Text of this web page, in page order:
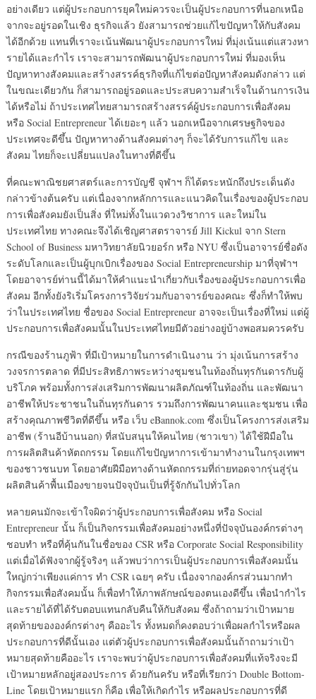
อย่างเดียว แต่ผู้ประกอบการยุคใหม่ควรจะเป็นผู้ประกอบการที่นอกเหนือ
จากจะอยู่รอดในเชิง ธุรกิจแล้ว ยังสามารถช่วยแก้ไขปัญหาให้กับสังคม
ได้อีกด้วย แทนที่เราจะเน้นพัฒนาผู้ประกอบการใหม่ ที่มุ่งเน้นแต่แสวงหา
รายได้และกำไร เราจะสามารถพัฒนาผู้ประกอบการใหม่ ที่มองเห็น
ปัญหาทางสังคมและสร้างสรรค์ธุรกิจที่แก้ไขต่อปัญหาสังคมดังกล่าว แต่
ในขณะเดียวกัน ก็สามารถอยู่รอดและประสบความสำเร็จในด้านการเงิน
ได้หรือไม่ ถ้าประเทศไทยสามารถสร้างสรรค์ผู้ประกอบการเพื่อสังคม
หรือ Social Entrepreneur ได้เยอะๆ แล้ว นอกเหนือจากเศรษฐกิจของ
ประเทศจะดีขึ้น ปัญหาทางด้านสังคมต่างๆ ก็จะได้รับการแก้ไข และ
สังคม ไทยก็จะเปลี่ยนแปลงในทางที่ดีขึ้น
ที่คณะพาณิชยศาสตร์และการบัญชี จุฬาฯ ก็ได้ตระหนักถึงประเด็นดัง
กล่าวข้างต้นครับ แต่เนื่องจากหลักการและแนวคิดในเรื่องของผู้ประกอบ
การเพื่อสังคมยังเป็นสิ่ง ที่ใหม่ทั้งในแวดวงวิชาการ และใหม่ใน
ประเทศไทย ทางคณะจึงได้เชิญศาสตราจารย์ Jill Kickul จาก Stern
School of Business มหาวิทยาลัยนิวยอร์ก หรือ NYU ซึ่งเป็นอาจารย์ชื่อดัง
ระดับโลกและเป็นผู้บุกเบิกเรื่องของ Social Entrepreneurship มาที่จุฬาฯ
โดยอาจารย์ท่านนี้ได้มาให้คำแนะนำเกี่ยวกับเรื่องของผู้ประกอบการเพื่อ
สังคม อีกทั้งยังริเริ่มโครงการวิจัยร่วมกับอาจารย์ของคณะ ซึ่งก็ทำให้พบ
ว่าในประเทศไทย ชื่อของ Social Entrepreneur อาจจะเป็นเรื่องที่ใหม่ แต่ผู้
ประกอบการเพื่อสังคมนั้นในประเทศไทยมีตัวอย่างอยู่บ้างพอสมควรครับ
กรณีของร้านภูฟ้า ที่มีเป้าหมายในการดำเนินงาน ว่า มุ่งเน้นการสร้าง
วงจรการตลาด ที่มีประสิทธิภาพระหว่างชุมชนในท้องถิ่นทุรกันดารกับผู้
บริโภค พร้อมทั้งการส่งเสริมการพัฒนาผลิตภัณฑ์ในท้องถิ่น และพัฒนา
อาชีพให้ประชาชนในถิ่นทุรกันดาร รวมถึงการพัฒนาคนและชุมชน เพื่อ
สร้างคุณภาพชีวิตที่ดีขึ้น หรือ เว็บ eBannok.com ซึ่งเป็นโครงการส่งเสริม
อาชีพ (ร้านอีบ้านนอก) ที่สนับสนุนให้คนไทย (ชาวเขา) ได้ใช้ฝีมือใน
การผลิตสินค้าหัตถกรรม โดยแก้ไขปัญหาการเข้ามาทำงานในกรุงเทพฯ
ของชาวชนบท โดยอาศัยฝีมือทางด้านหัตถกรรมที่ถ่ายทอดจากรุ่นสู่รุ่น
ผลิตสินค้าพื้นเมืองขายจนปัจจุบันเป็นที่รู้จักกันไปทั่วโลก
หลายคนมักจะเข้าใจผิดว่าผู้ประกอบการเพื่อสังคม หรือ Social
Entrepreneur นั้น ก็เป็นกิจกรรมเพื่อสังคมอย่างหนึ่งที่ปัจจุบันองค์กรต่างๆ
ชอบทำ หรือที่คุ้นกันในชื่อของ CSR หรือ Corporate Social Responsibility
แต่เมื่อได้ฟังจากผู้รู้จริงๆ แล้วพบว่าการเป็นผู้ประกอบการเพื่อสังคมนั้น
ใหญ่กว่าเพียงแค่การ ทำ CSR เฉยๆ ครับ เนื่องจากองค์กรส่วนมากทำ
กิจกรรมเพื่อสังคมนั้น ก็เพื่อทำให้ภาพลักษณ์ของตนเองดีขึ้น เพื่อนำกำไร
และรายได้ที่ได้รับตอบแทนกลับคืนให้กับสังคม ซึ่งถ้าถามว่าเป้าหมาย
สุดท้ายขององค์กรต่างๆ คืออะไร ทั้งหมดก็คงตอบว่าเพื่อผลกำไรหรือผล
ประกอบการที่ดีนั้นเอง แต่ตัวผู้ประกอบการเพื่อสังคมนั้นถ้าถามว่าเป้า
หมายสุดท้ายคืออะไร เราจะพบว่าผู้ประกอบการเพื่อสังคมที่แท้จริงจะมี
เป้าหมายหลักอยู่สองประการ ด้วยกันครับ หรือที่เรียกว่า Double Bottom-
Line โดยเป้าหมายแรก ก็คือ เพื่อให้เกิดกำไร หรือผลประกอบการที่ดี